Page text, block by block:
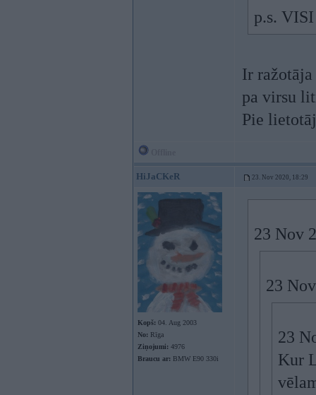
p.s.
Ir ražotāja
pa virsu
Pie
HiJaCKeR 23. Nov 2020, 18:29
Kopš: 04. Aug 2003
No: Rīga
Ziņojumi: 4976
Braucu ar: BMW E90 330i
23 Nov
23
23
Kur